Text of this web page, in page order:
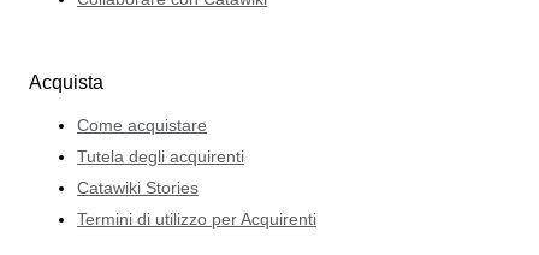
Acquista
Come acquistare
Tutela degli acquirenti
Catawiki Stories
Termini di utilizzo per Acquirenti